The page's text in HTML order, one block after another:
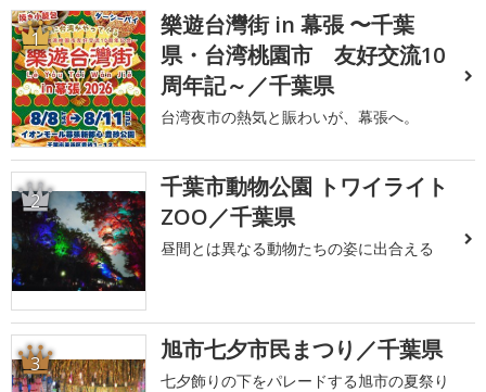
1
樂遊台灣街 in 幕張 〜千葉
県・台湾桃園市 友好交流10
周年記～／千葉県
台湾夜市の熱気と賑わいが、幕張へ。
2
千葉市動物公園 トワイライト
ZOO／千葉県
昼間とは異なる動物たちの姿に出合える
3 旭市七夕市民まつり／千葉県
七夕飾りの下をパレードする旭市の夏祭り